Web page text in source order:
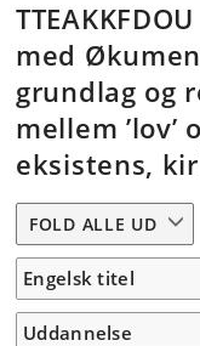
med
grundlag og
mellem ’lov’
eksistens,
FOLD ALLE UD
Engelsk titel
Uddannelse